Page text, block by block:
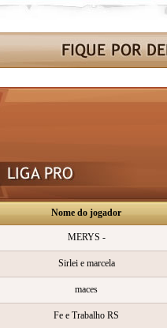
Nome do jogador
MERYS -
Sirlei e marcela
maces
Fe e Trabalho RS